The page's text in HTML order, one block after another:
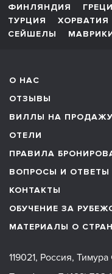
ФИНЛЯНДИЯ
ТУРЦИЯ
ХОРВАТИЯ
СЕЙШЕЛЫ
О НАС
ОТЗЫВЫ
ВИЛЛЫ НА ПРОДАЖУ
ОТЕЛИ
ПРАВИЛА
ВОПРОСЫ И ОТВЕТЫ
КОНТАКТЫ
ОБУЧЕНИЕ ЗА
МАТЕРИАЛЫ О
119021, Россия,